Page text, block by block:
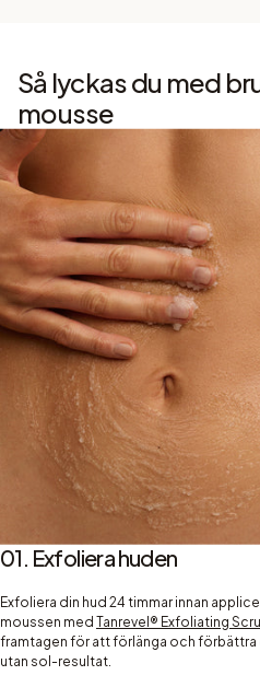
Så lyckas du med
mousse
01. Exfoliera huden
Exfoliera din hud 24 timmar innan
moussen med Tanrevel® Exfoliating
framtagen för att förlänga och förbättra
utan sol-resultat.